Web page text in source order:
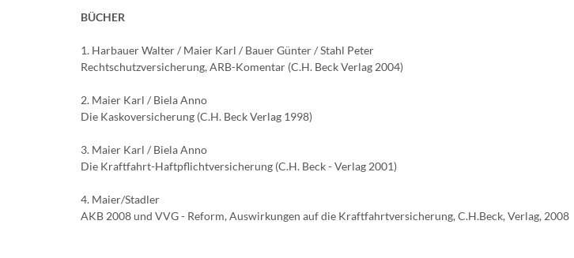
BÜCHER
1. Harbauer Walter / Maier Karl / Bauer Günter / Stahl Peter
Rechtschutzversicherung, ARB-Komentar (C.H. Beck Verlag 2004)
2. Maier Karl / Biela Anno
Die Kaskoversicherung (C.H. Beck Verlag 1998)
3. Maier Karl / Biela Anno
Die Kraftfahrt-Haftpflichtversicherung (C.H. Beck - Verlag 2001)
4. Maier/Stadler
AKB 2008 und VVG - Reform, Auswirkungen auf die Kraftfahrtversicherung, C.H.Beck, Verlag, 2008